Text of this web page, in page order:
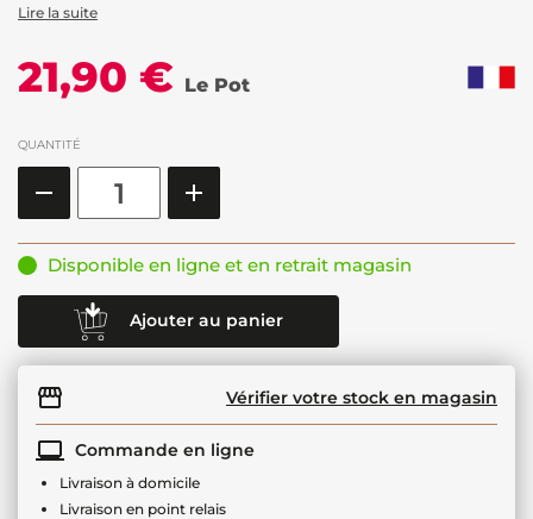
Lire la suite
21,90 € Le Pot
QUANTITÉ
Disponible en ligne et en retrait magasin
Ajouter au panier
Vérifier votre stock en magasin
Commande en ligne
Livraison à domicile
Livraison en point relais